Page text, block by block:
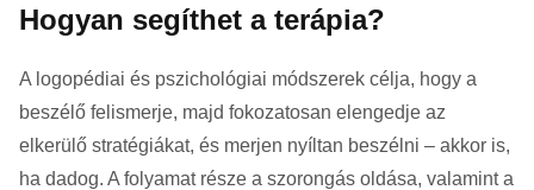
Hogyan segíthet a terápia?
A logopédiai és pszichológiai módszerek célja, hogy a
beszélő felismerje, majd fokozatosan elengedje az
elkerülő stratégiákat, és merjen nyíltan beszélni – akkor is,
ha dadog. A folyamat része a szorongás oldása, valamint a